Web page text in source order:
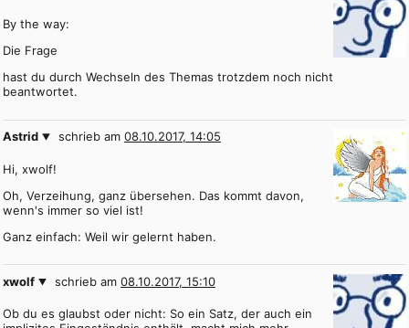
By the way:
Die Frage
hast du durch Wechseln des Themas trotzdem noch nicht
beantwortet.
Astrid schrieb am 08.10.2017, 14:05
Hi, xwolf!
Oh, Verzeihung, ganz übersehen. Das kommt davon,
wenn's immer so viel ist!
Ganz einfach: Weil wir gelernt haben.
xwolf schrieb am 08.10.2017, 15:10
Ob du es glaubst oder nicht: So ein Satz, der auch ein